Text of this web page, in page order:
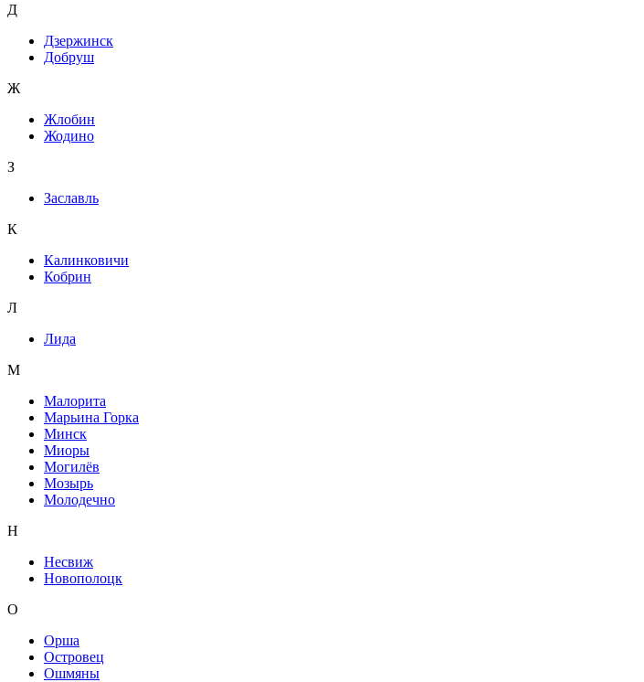
Д
Дзержинск
Добруш
Ж
Жлобин
Жодино
З
Заславль
К
Калинковичи
Кобрин
Л
Лида
М
Малорита
Марьина Горка
Минск
Миоры
Могилёв
Мозырь
Молодечно
Н
Несвиж
Новополоцк
О
Орша
Островец
Ошмяны